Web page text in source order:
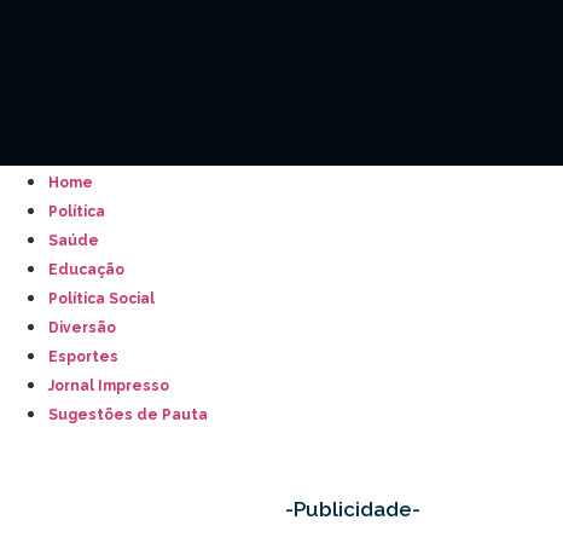
Home
Política
Saúde
Educação
Política Social
Diversão
Esportes
Jornal Impresso
Sugestões de Pauta
-Publicidade-